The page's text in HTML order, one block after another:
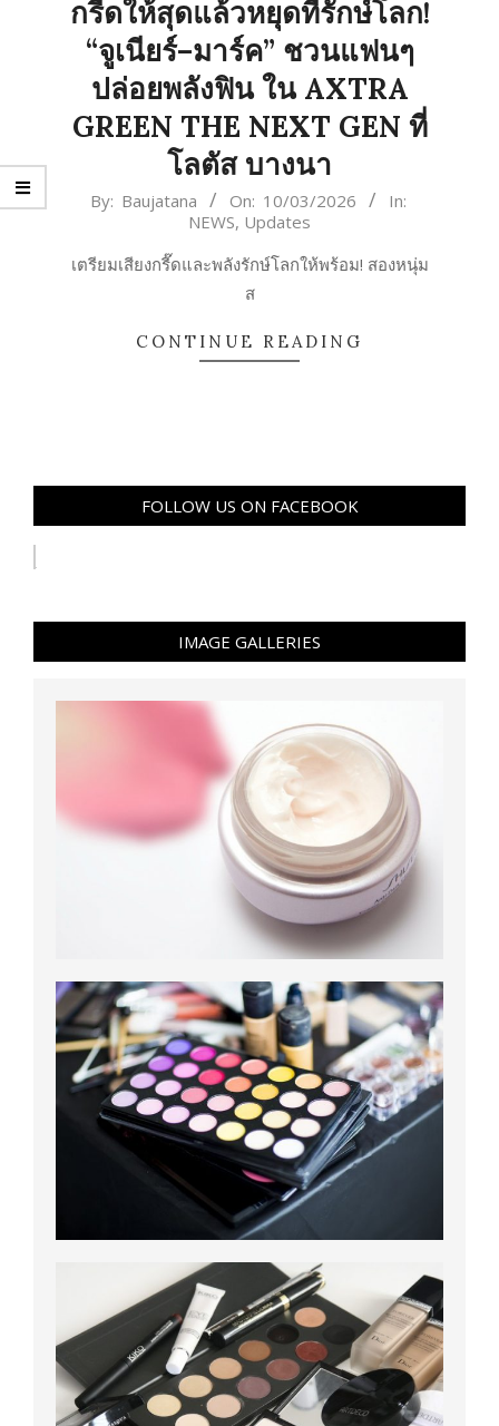
กรี๊ดให้สุดแล้วหยุดที่รักษ์โลก!
“จูเนียร์–มาร์ค” ชวนแฟนๆ
ปล่อยพลังฟิน ใน AXTRA
GREEN THE NEXT GEN ที่
โลตัส บางนา
2026-
10
By: Baujatana On: 10/03/2026
In:
NEWS, Updates
เตรียมเสียงกรี๊ดและพลังรักษ์โลกให้พร้อม! สองหนุ่ม
ส
CONTINUE READING
FOLLOW US ON FACEBOOK
IMAGE GALLERIES